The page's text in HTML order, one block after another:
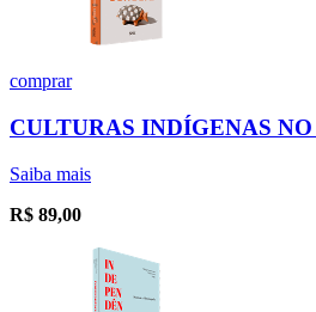
comprar
CULTURAS INDÍGENAS
Saiba mais
R$ 89,00